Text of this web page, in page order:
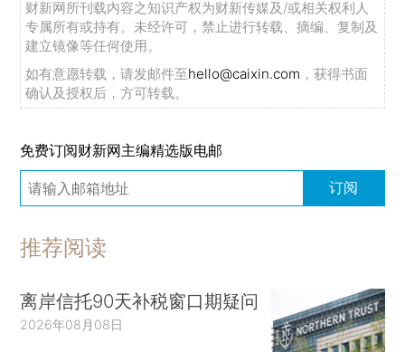
财新网所刊载内容之知识产权为财新传媒及/或相关权利人
专属所有或持有。未经许可，禁止进行转载、摘编、复制及
建立镜像等任何使用。
如有意愿转载，请发邮件至hello@caixin.com ，获得书面
确认及授权后，方可转载。
免费订阅财新网主编精选版电邮
订阅
推荐阅读
离岸信托90天补税窗口期疑问
2026年08月08日